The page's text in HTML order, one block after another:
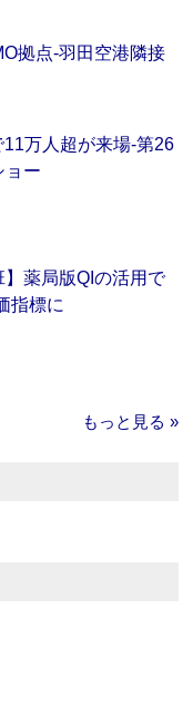
拠点‐羽田空港隣接
11万人超が来場‐第26
ョー
】薬局版QIの活用で
指標に
もっと見る »